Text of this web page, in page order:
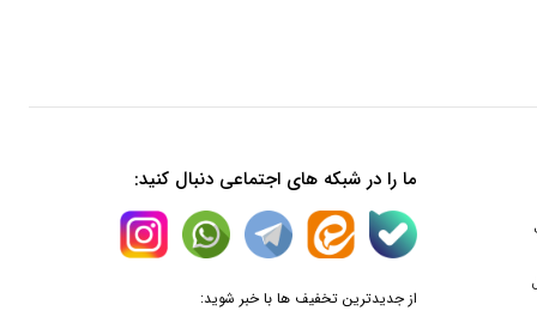
ما را در شبکه های اجتماعی دنبال کنید:
از جدیدترین تخفیف ها با خبر شوید: